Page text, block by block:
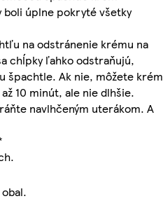
úplne pokryté všetky
na odstránenie krému na
chĺpky ľahko odstraňujú,
špachtle. Ak nie, môžete krém
10 minút, ale nie dlhšie.
navlhčeným uterákom. A